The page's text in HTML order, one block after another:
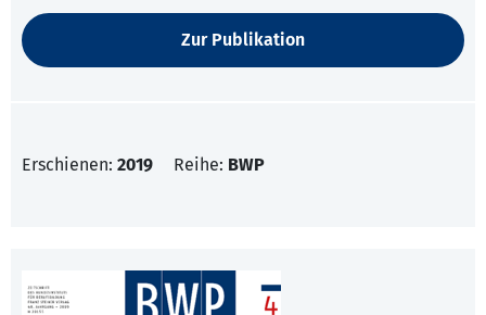
Zur Publikation
Erschienen: 2019 Reihe: BWP